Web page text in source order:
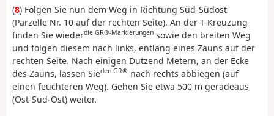
(8) Folgen Sie nun dem Weg in Richtung Süd-Südost
(Parzelle Nr. 10 auf der rechten Seite). An der T-Kreuzung
finden Sie wiederdie GR®-Markierungen sowie den breiten Weg
und folgen diesem nach links, entlang eines Zauns auf der
rechten Seite. Nach einigen Dutzend Metern, an der Ecke
des Zauns, lassen Sieden GR® nach rechts abbiegen (auf
einen feuchteren Weg). Gehen Sie etwa 500 m geradeaus
(Ost-Süd-Ost) weiter.